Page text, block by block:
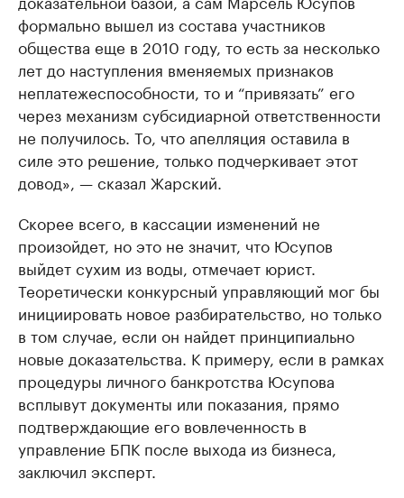
формально вышел из состава участников
общества еще в 2010 году, то есть за несколько
лет до наступления вменяемых признаков
неплатежеспособности, то и “привязать” его
через механизм субсидиарной ответственности
не получилось. То, что апелляция оставила в
силе это решение, только подчеркивает этот
довод», — сказал Жарский.
Скорее всего, в кассации изменений не
произойдет, но это не значит, что Юсупов
выйдет сухим из воды, отмечает юрист.
Теоретически конкурсный управляющий мог бы
инициировать новое разбирательство, но только
в том случае, если он найдет принципиально
новые доказательства. К примеру, если в рамках
процедуры личного банкротства Юсупова
всплывут документы или показания, прямо
подтверждающие его вовлеченность в
управление БПК после выхода из бизнеса,
заключил эксперт.